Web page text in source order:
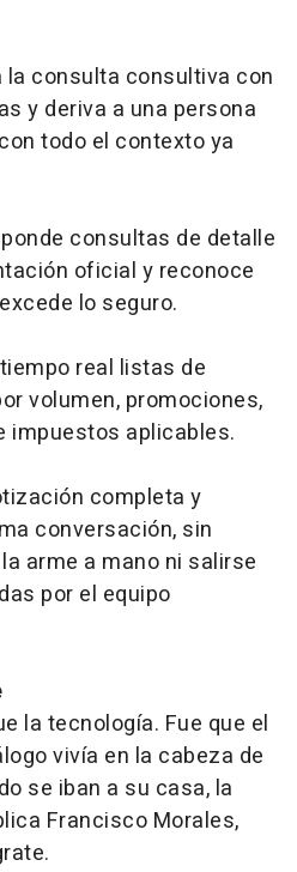
la consulta consultiva con
y deriva a una persona
todo el contexto ya
consultas de detalle
oficial y reconoce
lo seguro.
real listas de
volumen, promociones,
impuestos aplicables.
completa y
conversación, sin
arme a mano ni salirse
por el equipo
la tecnología. Fue que el
vivía en la cabeza de
se iban a su casa, la
Francisco Morales,